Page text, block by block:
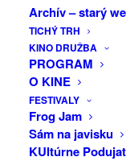
Archív – starý
TICHÝ TRH
KINO DRUŽBA
PROGRAM
O KINE
FESTIVALY
Frog Jam
Sám na javisku
KUltúrne
https://
V.V.Ú. (CZ)
https://
Rozpor (SK)
https://
Načo
https://